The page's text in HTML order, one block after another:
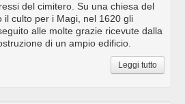
del cimitero. Su una chiesa del
il culto per i Magi, nel 1620 gli
alle molte grazie ricevute dalla
di un ampio edificio.
Leggi tutto